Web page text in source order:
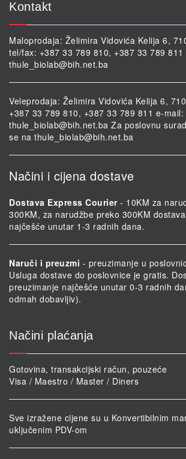
Kontakt
Maloprodaja: Želimira Vidovića Kelija 6,
tel/fax: +387 33 789 810, +387 33 789 811
thule_biolab@bih.net.ba
Veleprodaja: Želimira Vidovića Kelija 6,
+387 33 789 810, +387 33 789 811 e-mail:
thule_biolab@bih.net.ba Za poslovnu
se na thule_biolab@bih.net.ba
Načini i cijena dostave
Dostava Express Courier- 10KM za
300KM, za narudžbe preko 300KM
najčešće unutar 1-3 radnih dana.
Naruči i preuzmi - preuzimanje u
Usluga dostave do poslovnice je gratis.
preuzimanje najčešće unutar 0-3 radnih
odmah dobavljiv).
Načini plaćanja
Gotovina, transakcijski račun, pouzeće
Visa / Maestro / Master / Diners
Sve izražene cijene su u Konvertibilnim
uključenim PDV-om